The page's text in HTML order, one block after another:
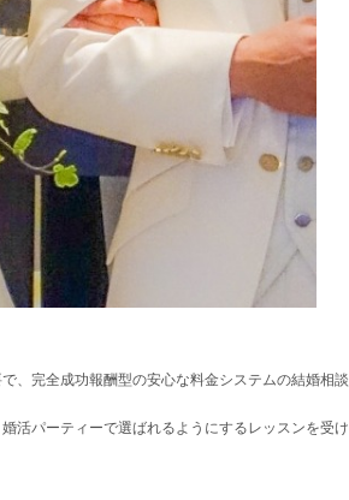
、完全成功報酬型の安心な料金システムの結婚相
活パーティーで選ばれるようにするレッスンを受